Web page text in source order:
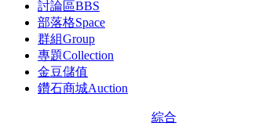
討論區BBS
部落格Space
群組Group
專題Collection
金豆儲值
鑽石商城Auction
綜合